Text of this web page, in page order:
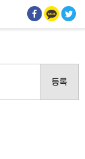
등록